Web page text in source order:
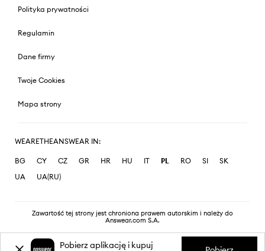
Polityka prywatności
Regulamin
Dane firmy
Twoje Cookies
Mapa strony
WEARETHEANSWEAR IN:
BG CY CZ GR HR HU IT PL RO SI
SK
UA
UA(RU)
Zawartość tej strony jest chroniona prawem autorskim i należy do
Answear.com S.A.
Pobierz aplikację i kupuj